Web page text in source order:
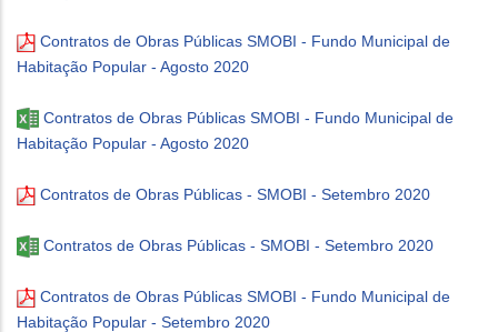
Contratos de Obras Públicas SMOBI - Fundo Municipal de
Habitação Popular - Agosto 2020
Contratos de Obras Públicas SMOBI - Fundo Municipal de
Habitação Popular - Agosto 2020
Contratos de Obras Públicas - SMOBI - Setembro 2020
Contratos de Obras Públicas - SMOBI - Setembro 2020
Contratos de Obras Públicas SMOBI - Fundo Municipal de
Habitação Popular - Setembro 2020